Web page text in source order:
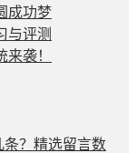
成功梦
与评测
袭！
？精选留言数